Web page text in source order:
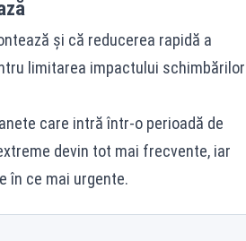
și că reducerea rapidă a
limitarea impactului schimbărilor
care intră într-o perioadă de
devin tot mai frecvente, iar
în ce mai urgente.